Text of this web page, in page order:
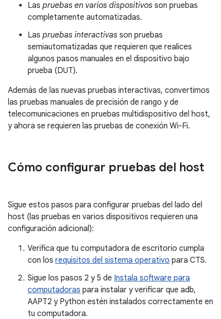
Las pruebas en varios dispositivos son pruebas
completamente automatizadas.
Las pruebas interactivas son pruebas
semiautomatizadas que requieren que realices
algunos pasos manuales en el dispositivo bajo
prueba (DUT).
Además de las nuevas pruebas interactivas, convertimos
las pruebas manuales de precisión de rango y de
telecomunicaciones en pruebas multidispositivo del host,
y ahora se requieren las pruebas de conexión Wi-Fi.
Cómo configurar pruebas del host
Sigue estos pasos para configurar pruebas del lado del
host (las pruebas en varios dispositivos requieren una
configuración adicional):
Verifica que tu computadora de escritorio cumpla
con los requisitos del sistema operativo para CTS.
Sigue los pasos 2 y 5 de Instala software para
computadoras para instalar y verificar que adb,
AAPT2 y Python estén instalados correctamente en
tu computadora.